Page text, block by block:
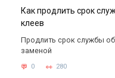
Как продлить срок
клеев
Продлить срок службы
заменой
0 280